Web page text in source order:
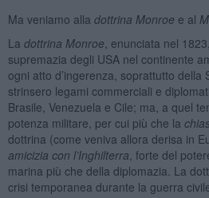
Ma veniamo alla dottrina Monroe e al
La dottrina Monroe , enunciata nel
supremazia degli USA nel continente
ogni atto d’ingerenza, soprattutto della
strinsero legami commerciali e
Brasile, Venezuela e Cile; ma, a quel
potenza militare, per cui più che la
dottrina (come veniva allora derisa in
amicizia con l’Inghilterra , forte del
marina più che della diplomazia. La
crisi temporanea durante la guerra